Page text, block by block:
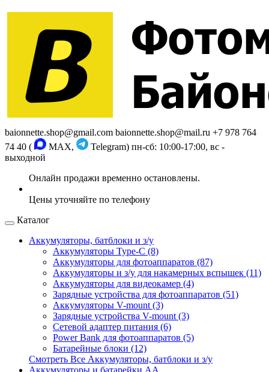
baionnette.shop@gmail.com baionnette.shop@mail.ru +7 978 764
74 40 (
MAX, Telegram) пн-сб: 10:00-17:00, вс -
выходной
Каталог
Аккумуляторы, батблоки и з/у
Аккумуляторы Type-C (8)
Аккумуляторы для фотоаппаратов (87)
Аккумуляторы и з/у для накамерных вспышек (11)
Аккумуляторы для видеокамер (4)
Зарядные устройства для фотоаппаратов (51)
Аккумуляторы V-mount (3)
Зарядные устройства V-mount (3)
Сетевой адаптер питания (6)
Power Bank для фотоаппаратов (5)
Батарейные блоки (12)
Смотреть Все Аккумуляторы, батблоки и з/у
Аккумуляторы и батарейки AA